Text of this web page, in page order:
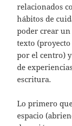
relacionados
hábitos de
poder crear
texto
por el centro)
de
escritura.
Lo primero
espacio